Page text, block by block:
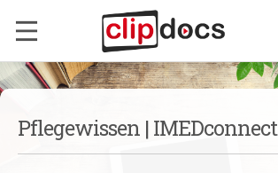
Pflegewissen | IMEDconnect